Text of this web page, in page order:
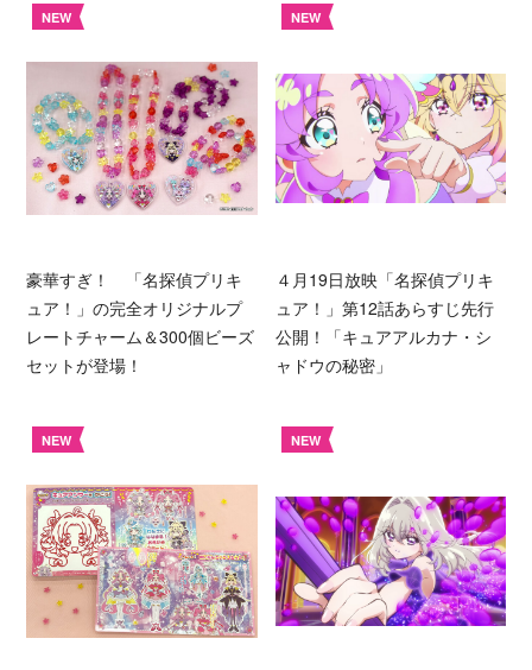
NEW
豪華すぎ！ 「名探偵プリキ
ュア！」の完全オリジナルプ
レートチャーム＆300個ビーズ
セットが登場！
NEW
４月19日放映「名探偵プリキ
ュア！」第12話あらすじ先行
公開！「キュアアルカナ・シ
ャドウの秘密」
NEW NEW